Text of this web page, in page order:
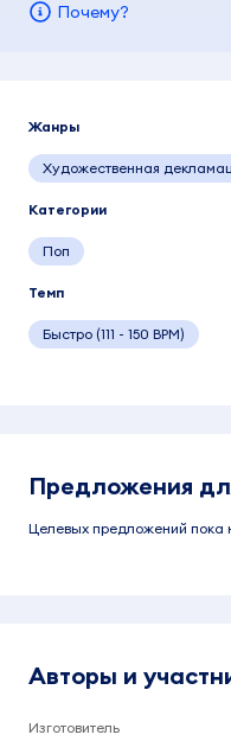
Почему?
Жанры
Художественная
Категории
Поп
Темп
Быстро (111 - 150 BPM)
Предложения
Целевых предложений пока
Авторы и
Изготовитель